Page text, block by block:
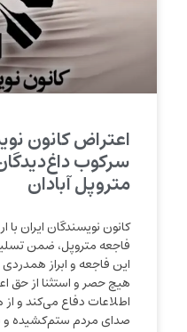
اعتراض کانون
سرکوب
متروپل آبادان
کانون نویسندگان ایران
فاجعه متروپل، ضمن
این فاجعه و ابراز
هیچ حصر و استثنا از حق
اطلاعات دفاع می‌کند و
صدای مردم ستم‌کشیده و